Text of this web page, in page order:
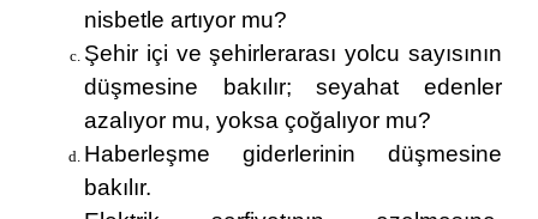
nisbetle artıyor mu?
Şehir içi ve şehirlerarası yolcu sayısının
düşmesine bakılır; seyahat edenler
azalıyor mu, yoksa çoğalıyor mu?
Haberleşme giderlerinin düşmesine
bakılır.